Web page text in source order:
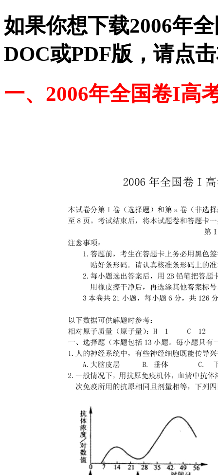
如果你想下载2006年
DOC或PDF版，请点
一、2006年全国卷I高